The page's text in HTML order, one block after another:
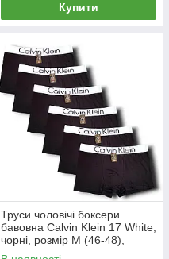
Купити
Труси чоловічі боксери
бавовна Calvin Klein 17 White,
чорні, розмір M (46-48),
013005